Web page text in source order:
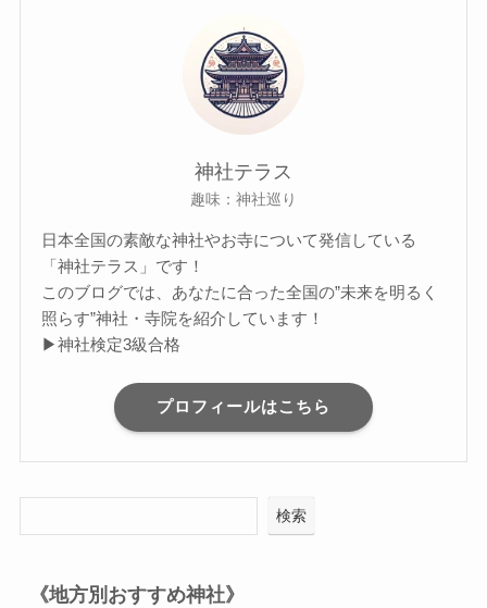
神社テラス
趣味：神社巡り
日本全国の素敵な神社やお寺について発信している
「神社テラス」です！
このブログでは、あなたに合った全国の”未来を明るく
照らす”神社・寺院を紹介しています！
▶神社検定3級合格
プロフィールはこちら
検索
《地方別おすすめ神社》